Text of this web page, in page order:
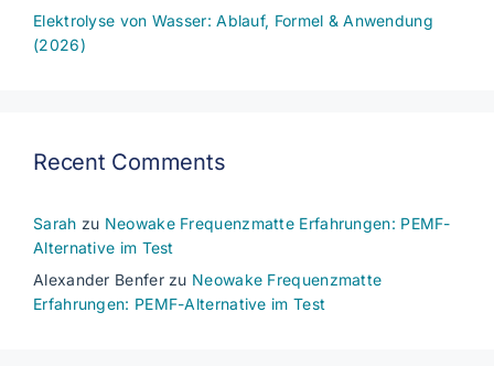
Elektrolyse von Wasser: Ablauf, Formel & Anwendung
(2026)
Recent Comments
Sarah zu Neowake Frequenzmatte Erfahrungen: PEMF-
Alternative im Test
Alexander Benferzu Neowake Frequenzmatte
Erfahrungen: PEMF-Alternative im Test